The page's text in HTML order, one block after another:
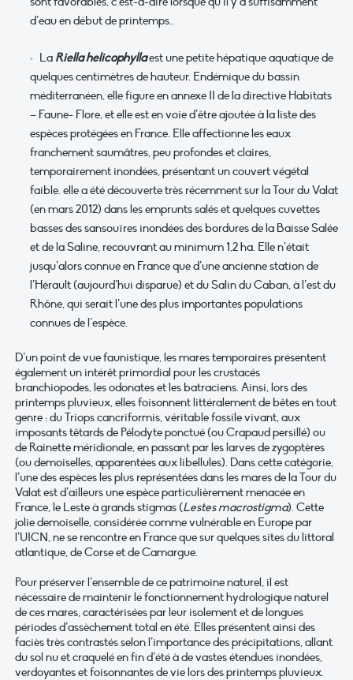
d’eau en début de printemps..
La Riella helicophyllaest une petite hépatique aquatique de
quelques centimètres de hauteur. Endémique du bassin
méditerranéen, elle figure en annexe II de la directive Habitats
– Faune- Flore, et elle est en voie d’être ajoutée à la liste des
espèces protégées en France. Elle affectionne les eaux
franchement saumâtres, peu profondes et claires,
temporairement inondées, présentant un couvert végétal
faible. elle a été découverte très récemment sur la Tour du Valat
(en mars 2012) dans les emprunts salés et quelques cuvettes
basses des sansouïres inondées des bordures de la Baisse Salée
et de la Saline, recouvrant au minimum 1,2 ha. Elle n’était
jusqu’alors connue en France que d’une ancienne station de
l’Hérault (aujourd’hui disparue) et du Salin du Caban, à l’est du
Rhône, qui serait l’une des plus importantes populations
connues de l’espèce.
D’un point de vue faunistique, les mares temporaires présentent
également un intérêt primordial pour les crustacés
branchiopodes, les odonates et les batraciens. Ainsi, lors des
printemps pluvieux, elles foisonnent littéralement de bêtes en tout
genre : du Triops cancriformis, véritable fossile vivant, aux
imposants têtards de Pélodyte ponctué (ou Crapaud persillé) ou
de Rainette méridionale, en passant par les larves de zygoptères
(ou demoiselles, apparentées aux libellules). Dans cette catégorie,
l’une des espèces les plus représentées dans les mares de la Tour du
Valat est d’ailleurs une espèce particulièrement menacée en
France, le Leste à grands stigmas (Lestes macrostigma). Cette
jolie demoiselle, considérée comme vulnérable en Europe par
l’UICN, ne se rencontre en France que sur quelques sites du littoral
atlantique, de Corse et de Camargue.
Pour préserver l’ensemble de ce patrimoine naturel, il est
nécessaire de maintenir le fonctionnement hydrologique naturel
de ces mares, caractérisées par leur isolement et de longues
périodes d’assèchement total en été. Elles présentent ainsi des
faciès très contrastés selon l’importance des précipitations, allant
du sol nu et craquelé en fin d’été à de vastes étendues inondées,
verdoyantes et foisonnantes de vie lors des printemps pluvieux.